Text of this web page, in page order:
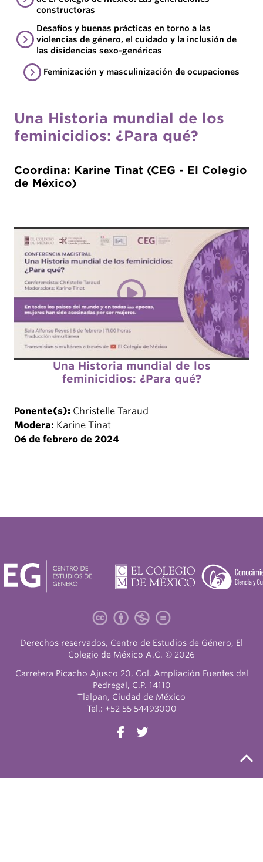
constructoras
Desafíos y buenas prácticas en torno a las
violencias de género, el cuidado y la inclusión de
las disidencias sexo-genéricas
Feminización y masculinización de ocupaciones
Una Historia mundial de los
feminicidios: ¿Para qué?
Coordina: Karine Tinat (CEG - El Colegio
de México)
Una Historia mundial de los
feminicidios: ¿Para qué?
Ponente(s): Christelle Taraud
Modera: Karine Tinat
06 de febrero de 2024
Derechos reservados, Centro de Estudios de Género, El
Colegio de México A.C. © 2026
Carretera Picacho Ajusco 20, Col. Ampliación Fuentes del
Pedregal, C.P. 14110
Tlalpan, Ciudad de México
Tel.: +52 55 54493000